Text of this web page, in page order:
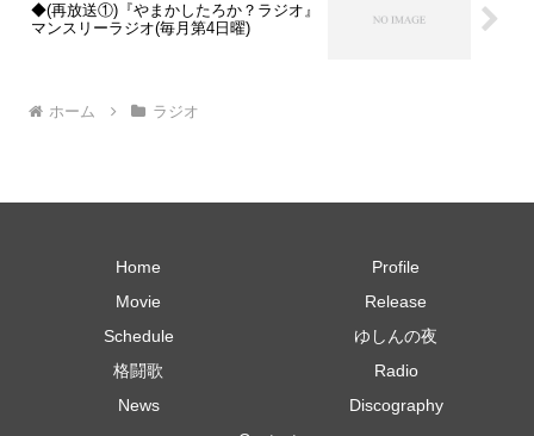
◆(再放送①)『やまかしたろか？ラジオ』
マンスリーラジオ(毎月第4日曜)
ホーム ラジオ
Home
Profile
Movie
Release
Schedule
ゆしんの夜
格闘歌
Radio
News
Discography